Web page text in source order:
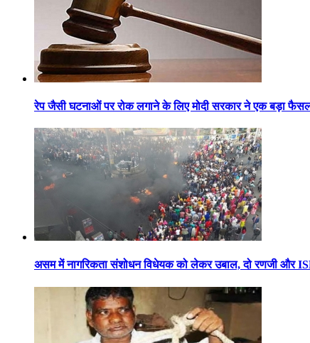
रेप जैसी घटनाओं पर रोक लगाने के लिए मोदी सरकार ने एक बड़ा
असम में नागरिकता संशोधन विधेयक को लेकर उबाल, दो रणजी और